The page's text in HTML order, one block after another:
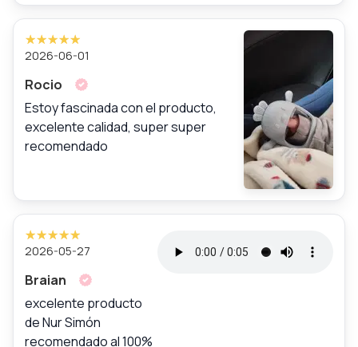
2026-06-01
Rocio
Estoy fascinada con el producto,
excelente calidad, super super
recomendado
2026-05-27
Braian
excelente producto
de Nur Simón
recomendado al 100%